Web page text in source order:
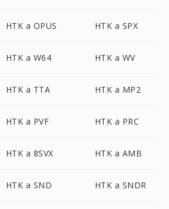
HTK a OPUS HTK a SPX
HTK a W64 HTK a WV
HTK a TTA HTK a MP2
HTK a PVF HTK a PRC
HTK a 8SVX HTK a AMB
HTK a SND HTK a SNDR